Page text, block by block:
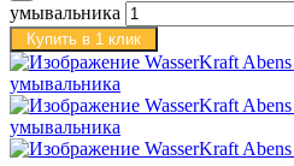
умывальника
Купить в 1 клик